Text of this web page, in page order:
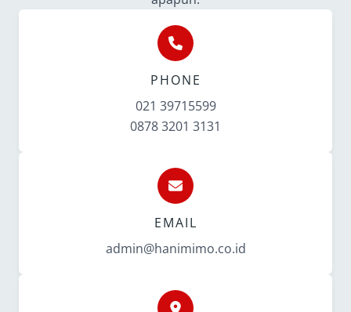
PHONE
021 39715599
0878 3201 3131
EMAIL
admin@hanimimo.co.id